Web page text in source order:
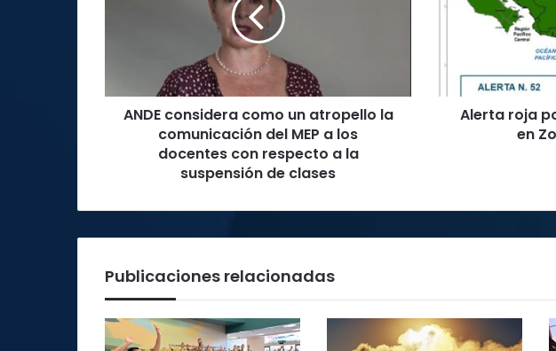
MEP
suspensión
clases
ANDE considera como un atropello la
comunicación del MEP a los
docentes con respecto a la
suspensión de clases
Zona
Sur
Alerta roja
en
Publicaciones relacionadas